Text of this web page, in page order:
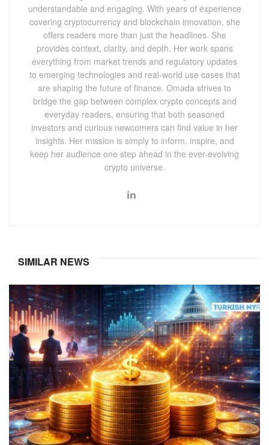
understandable and engaging. With years of experience
covering cryptocurrency and blockchain innovation, she
offers readers more than just the headlines. She
provides context, clarity, and depth. Her work spans
everything from market trends and regulatory updates
to emerging technologies and real-world use cases that
are shaping the future of finance. Omada strives to
bridge the gap between complex crypto concepts and
everyday readers, ensuring that both seasoned
investors and curious newcomers can find value in her
insights. Her mission is simply to inform, inspire, and
keep her audience one step ahead in the ever-evolving
crypto universe.
SIMILAR NEWS